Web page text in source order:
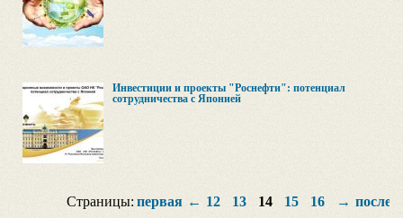
Инвестиции и проекты "Роснефти": потенциал
сотрудничества с Японией
Страницы: первая ← 12 13 14 15 16 →